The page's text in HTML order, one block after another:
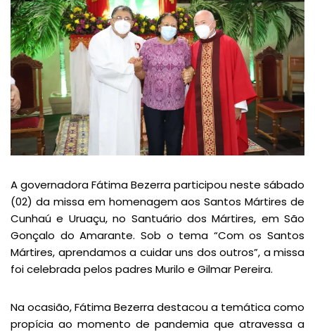
A governadora Fátima Bezerra participou neste sábado
(02) da missa em homenagem aos Santos Mártires de
Cunhaú e Uruaçu, no Santuário dos Mártires, em São
Gonçalo do Amarante. Sob o tema “Com os Santos
Mártires, aprendamos a cuidar uns dos outros”, a missa
foi celebrada pelos padres Murilo e Gilmar Pereira.
Na ocasião, Fátima Bezerra destacou a temática como
propícia ao momento de pandemia que atravessa a